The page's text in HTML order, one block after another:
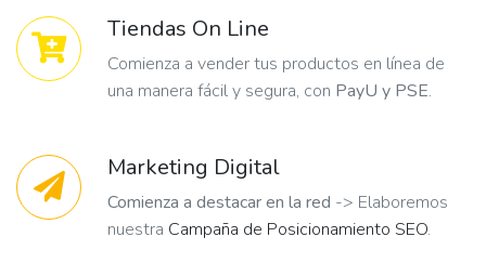
Tiendas On Line
Comienza a vender tus productos en línea de
una manera fácil y segura, con PayU y PSE.
Marketing Digital
Comienza a destacar en la red -> Elaboremos
nuestra Campaña de Posicionamiento SEO.